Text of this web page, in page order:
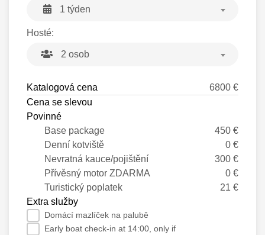
1 týden
Hosté:
2 osob
Katalogová cena
6800 €
Cena se slevou
Povinné
Base package
450 €
Denní kotviště
0 €
Nevratná kauce/pojištění
300 €
Přívěsný motor ZDARMA
0 €
Turistický poplatek
21 €
Extra služby
Domácí mazlíček na palubě
Early boat check-in at 14:00, only if